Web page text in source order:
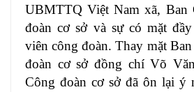
UBMTTQ Việt Nam xã, Ban
đoàn cơ sở và sự có mặt
viên công đoàn. Thay mặt
đoàn cơ sở đồng chí Võ
Công đoàn cơ sở đã ôn lại ý